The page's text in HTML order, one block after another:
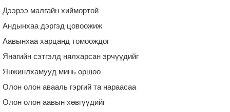
Дээрээ малгайн хиймортой
Андынхаа дэргэд цовоожиж
Аавынхаа харцанд томоождог
Янагийн сэтгэлд нялхарсан эрчүүдийг
Янжинлхамууд минь өршөө
Олон олон авааль гэргий та нараасаа
Олон олон аавын хөвгүүдийг